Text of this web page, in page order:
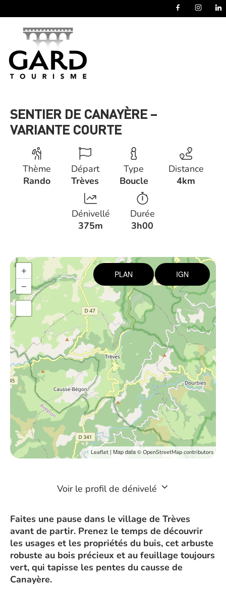
SENTIER DE CANAYÈRE –
VARIANTE COURTE
Thème
Rando
Départ
Trèves
Type
Boucle
Distance
4km
Dénivellé
375m
Durée
3h00
+
−
PLAN IGN
Leaflet | Map data © OpenStreetMap contributors
Voir le profil de dénivelé
Faites une pause dans le village de Trèves
avant de partir. Prenez le temps de découvrir
les usages et les propriétés du buis, cet arbuste
robuste au bois précieux et au feuillage toujours
vert, qui tapisse les pentes du causse de
Canayère.